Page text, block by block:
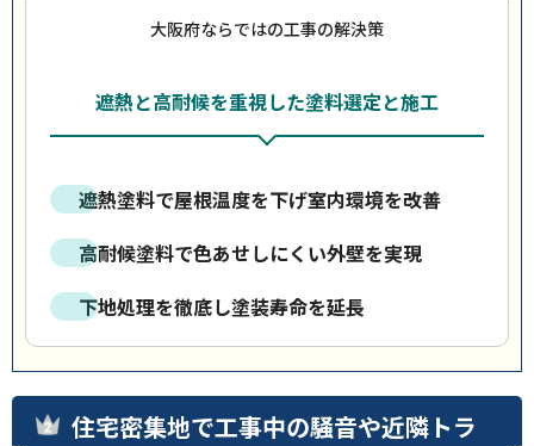
大阪府ならではの工事の解決策
遮熱と高耐候を重視した塗料選定と施工
遮熱塗料で屋根温度を下げ室内環境を改善
高耐候塗料で色あせしにくい外壁を実現
下地処理を徹底し塗装寿命を延長
住宅密集地で工事中の騒音や近隣トラ